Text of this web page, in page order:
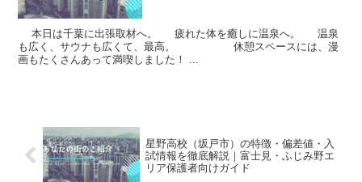
本日は千葉に出張取材へ。 疲れた体を癒しに温泉へ。 温泉
も広く、サウナも広くて、最高。 休憩スペースには、漫
画もたくさんあって満喫しました！ ...
星野高校（坂戸市）の特徴・偏差値・入
試情報を徹底解説｜富士見・ふじみ野エ
リア保護者向けガイド